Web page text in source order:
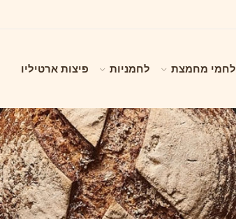
לחמי מחמצת לחמניות פיצות ארטיליו